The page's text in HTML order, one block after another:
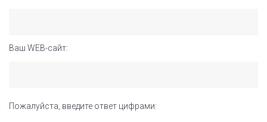
Ваш WEB-сайт:
Пожалуйста, введите ответ цифрами: